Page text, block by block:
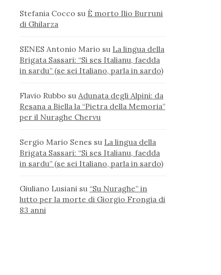
Stefania Cocco su È morto Ilio Burruni
di Ghilarza
SENES Antonio Mario su La lingua della
Brigata Sassari: “Si ses Italianu, faedda
in sardu” (se sei Italiano, parla in sardo)
Flavio Rubbo su Adunata degli Alpini: da
Resana a Biella la “Pietra della Memoria”
per il Nuraghe Chervu
Sergio Mario Senes su La lingua della
Brigata Sassari: “Si ses Italianu, faedda
in sardu” (se sei Italiano, parla in sardo)
Giuliano Lusiani su “Su Nuraghe” in
lutto per la morte di Giorgio Frongia di
83 anni